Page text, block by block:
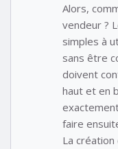
Alors,
vendeur ?
simples à
sans être
doivent
haut et en
faire
La